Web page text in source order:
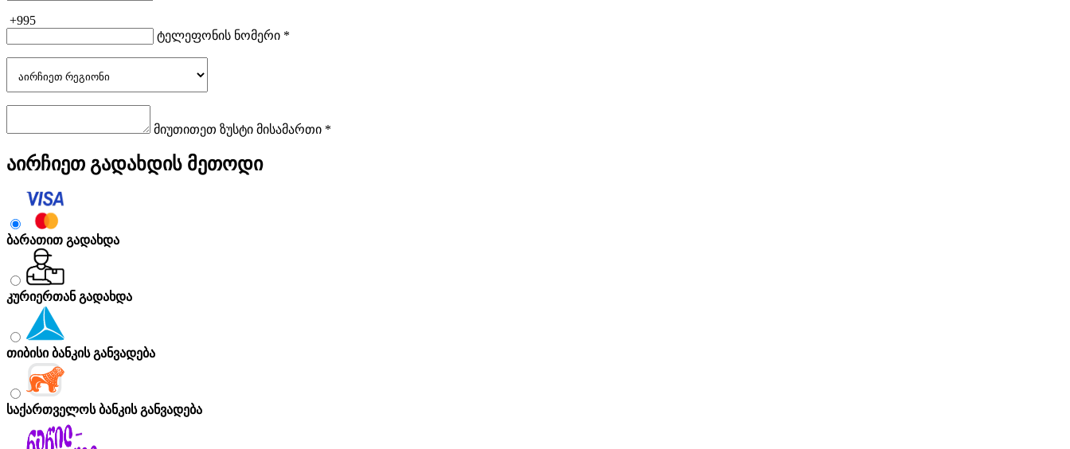
+995
ტელეფონის ნომერი *
მიუთითეთ ზუსტი მისამართი *
აირჩიეთ გადახდის მეთოდი
ბარათით გადახდა
კურიერთან გადახდა
თიბისი ბანკის განვადება
საქართველოს ბანკის განვადება